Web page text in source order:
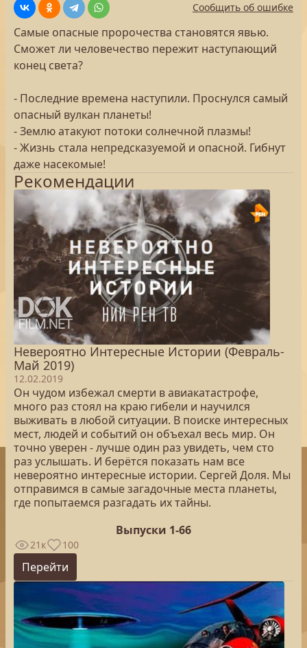
Сообщить об ошибке
Самые опасные пророчества становятся явью.
Сможет ли человечество пережит наступающий
конец света?
- Последние времена наступили. Проснулся самый
опасный вулкан планеты!
- Землю атакуют потоки солнечной плазмы!
- Жизнь стала непредсказуемой и опасной. Гибнут
даже насекомые!
Рекомендации
Невероятно Интересные Истории (Февраль-
Май 2019)
12.02.2019
Он чудом избежал смерти в авиакатастрофе,
много раз стоял на краю гибели и научился
выживать в любой ситуации. В поиске интересных
мест, людей и событий он объехал весь мир. Он
точно уверен - лучше один раз увидеть, чем сто
раз услышать. И берётся показать нам все
невероятно интересные истории. Сергей Доля. Мы
отправимся в самые загадочные места планеты,
где попытаемся разгадать их тайны.
Выпуски 1-66
21к 100
Перейти